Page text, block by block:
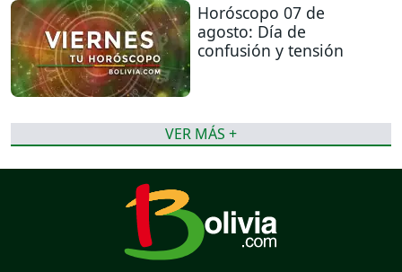
Horóscopo 07 de
agosto: Día de
confusión y tensión
VER MÁS +